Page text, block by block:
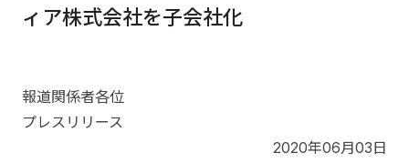
ィア株式会社を子会社化
報道関係者各位
プレスリリース
2020年06月03日